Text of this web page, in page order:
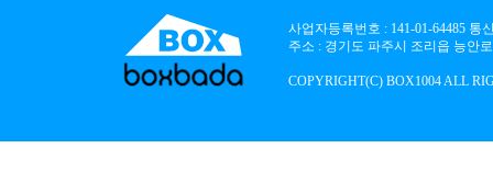
사업자등록번호 : 141-01-64485
주소 : 경기도 파주시 조리읍 능안
COPYRIGHT(C) BOX1004 ALL